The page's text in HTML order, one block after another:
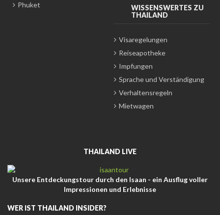
Phuket
WISSENSWERTES ZU
THAILAND
Visaregelungen
Reiseapotheke
Impfungen
Sprache und Verständigung
Verhaltensregeln
Mietwagen
THAILAND LIVE
Unsere Entdeckungstour durch den Isaan - ein Ausflug voller
Impressionen und Erlebnisse
WER IST THAILAND INSIDER?